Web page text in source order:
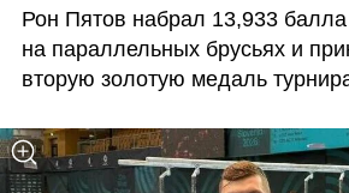
Рон Пятов набрал 13,933
на параллельных брусьях и
вторую золотую медаль